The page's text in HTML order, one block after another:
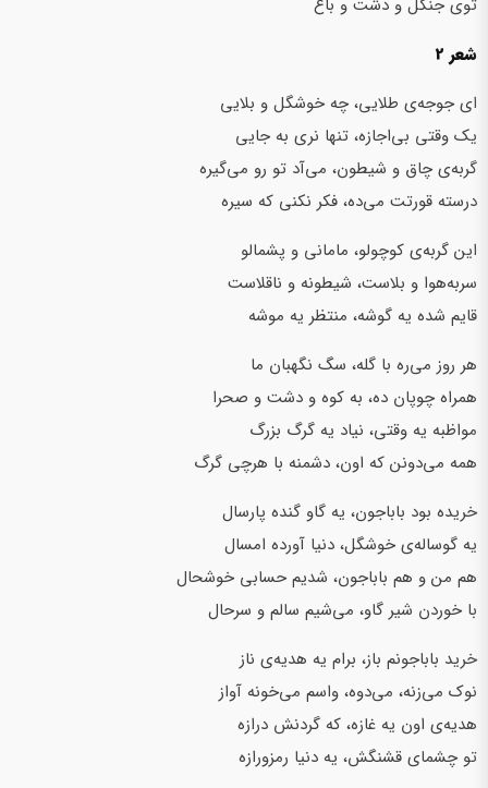
شعر 2
ای جوجه‌ی‌ طلایی، چه خوشگل و بلایی
یک وقتی بی‌اجازه، تنها نری به جایی
گربه‌ی چاق و شیطون، می‌آد تو رو می‌گیره
درسته قورتت می‌ده، فکر نکنی که سیره
این گربه‌ی کوچولو، مامانی و پشمالو
سر‌به‌هوا و بلاست، شیطونه و ناقلاست
قایم شده یه گوشه، منتظر یه موشه
هر روز می‌ره با گله، سگ نگهبان ما
همراه چوپان ده، به کوه و دشت و صحرا
مواظبه یه وقتی، نیاد یه گرگ بزرگ
همه می‌دونن که اون، دشمنه با هرچی گرگ
خریده بود باباجون، یه گاو گنده پارسال
یه گوساله‌‌ی خوشگل، دنیا آورده امسال
هم من و هم باباجون، شدیم حسابی خوشحال
با خوردن شیر گاو، می‌شیم سالم و سرحال
خرید باباجونم باز، برام یه هدیه‌ی‌ ناز
نوک می‌زنه، می‌دوه، واسم می‌خونه آواز
هدیه‌ی اون یه غازه، که گردنش درازه
تو چشمای قشنگش، یه دنیا رمز‌و‌رازه